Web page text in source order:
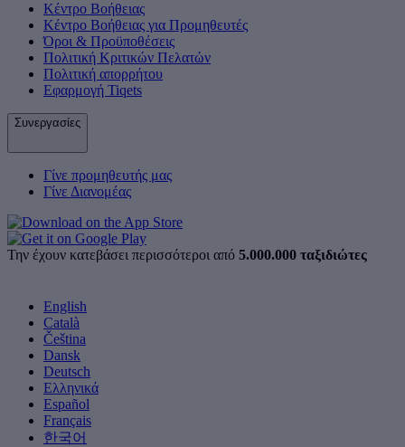
Κέντρο Βοήθειας
Κέντρο Βοήθειας για Προμηθευτές
Όροι & Προϋποθέσεις
Πολιτική Κριτικών Πελατών
Πολιτική απορρήτου
Εφαρμογή Tiqets
Συνεργασίες
Γίνε προμηθευτής μας
Γίνε Διανομέας
Την έχουν κατεβάσει περισσότεροι από 5.000.000 ταξιδιώτες
English
Català
Čeština
Dansk
Deutsch
Ελληνικά
Español
Français
한국어